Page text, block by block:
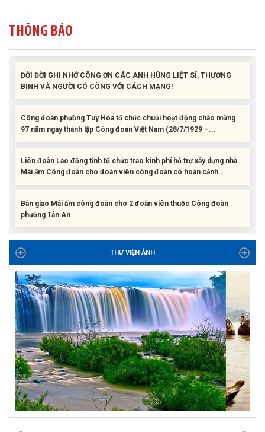
THÔNG BÁO
cho con đoàn viên, người lao động khó khăn trước khai...
ĐỜI ĐỜI GHI NHỚ CÔNG ƠN CÁC ANH HÙNG LIỆT SĨ, THƯƠNG
Công đoàn phường Tuy Hòa tổ chức chuỗi hoạt động chào mừng
Liên đoàn Lao động tỉnh tổ chức trao kinh phí hỗ trợ xây dựng nhà
Bàn giao Mái ấm công đoàn cho 2 đoàn viên thuộc Công đoàn
Liên đoàn Lao động tỉnh trao tặng 100 bộ bút chấm đọc tiếng Anh
BINH VÀ NGƯỜI CÓ CÔNG VỚI CÁCH MẠNG!
Công đoàn phường Tuy Hòa tổ chức chuỗi hoạt động chào mừng
97 năm ngày thành lập Công đoàn Việt Nam (28/7/1929 –...
THƯ VIỆN ẢNH